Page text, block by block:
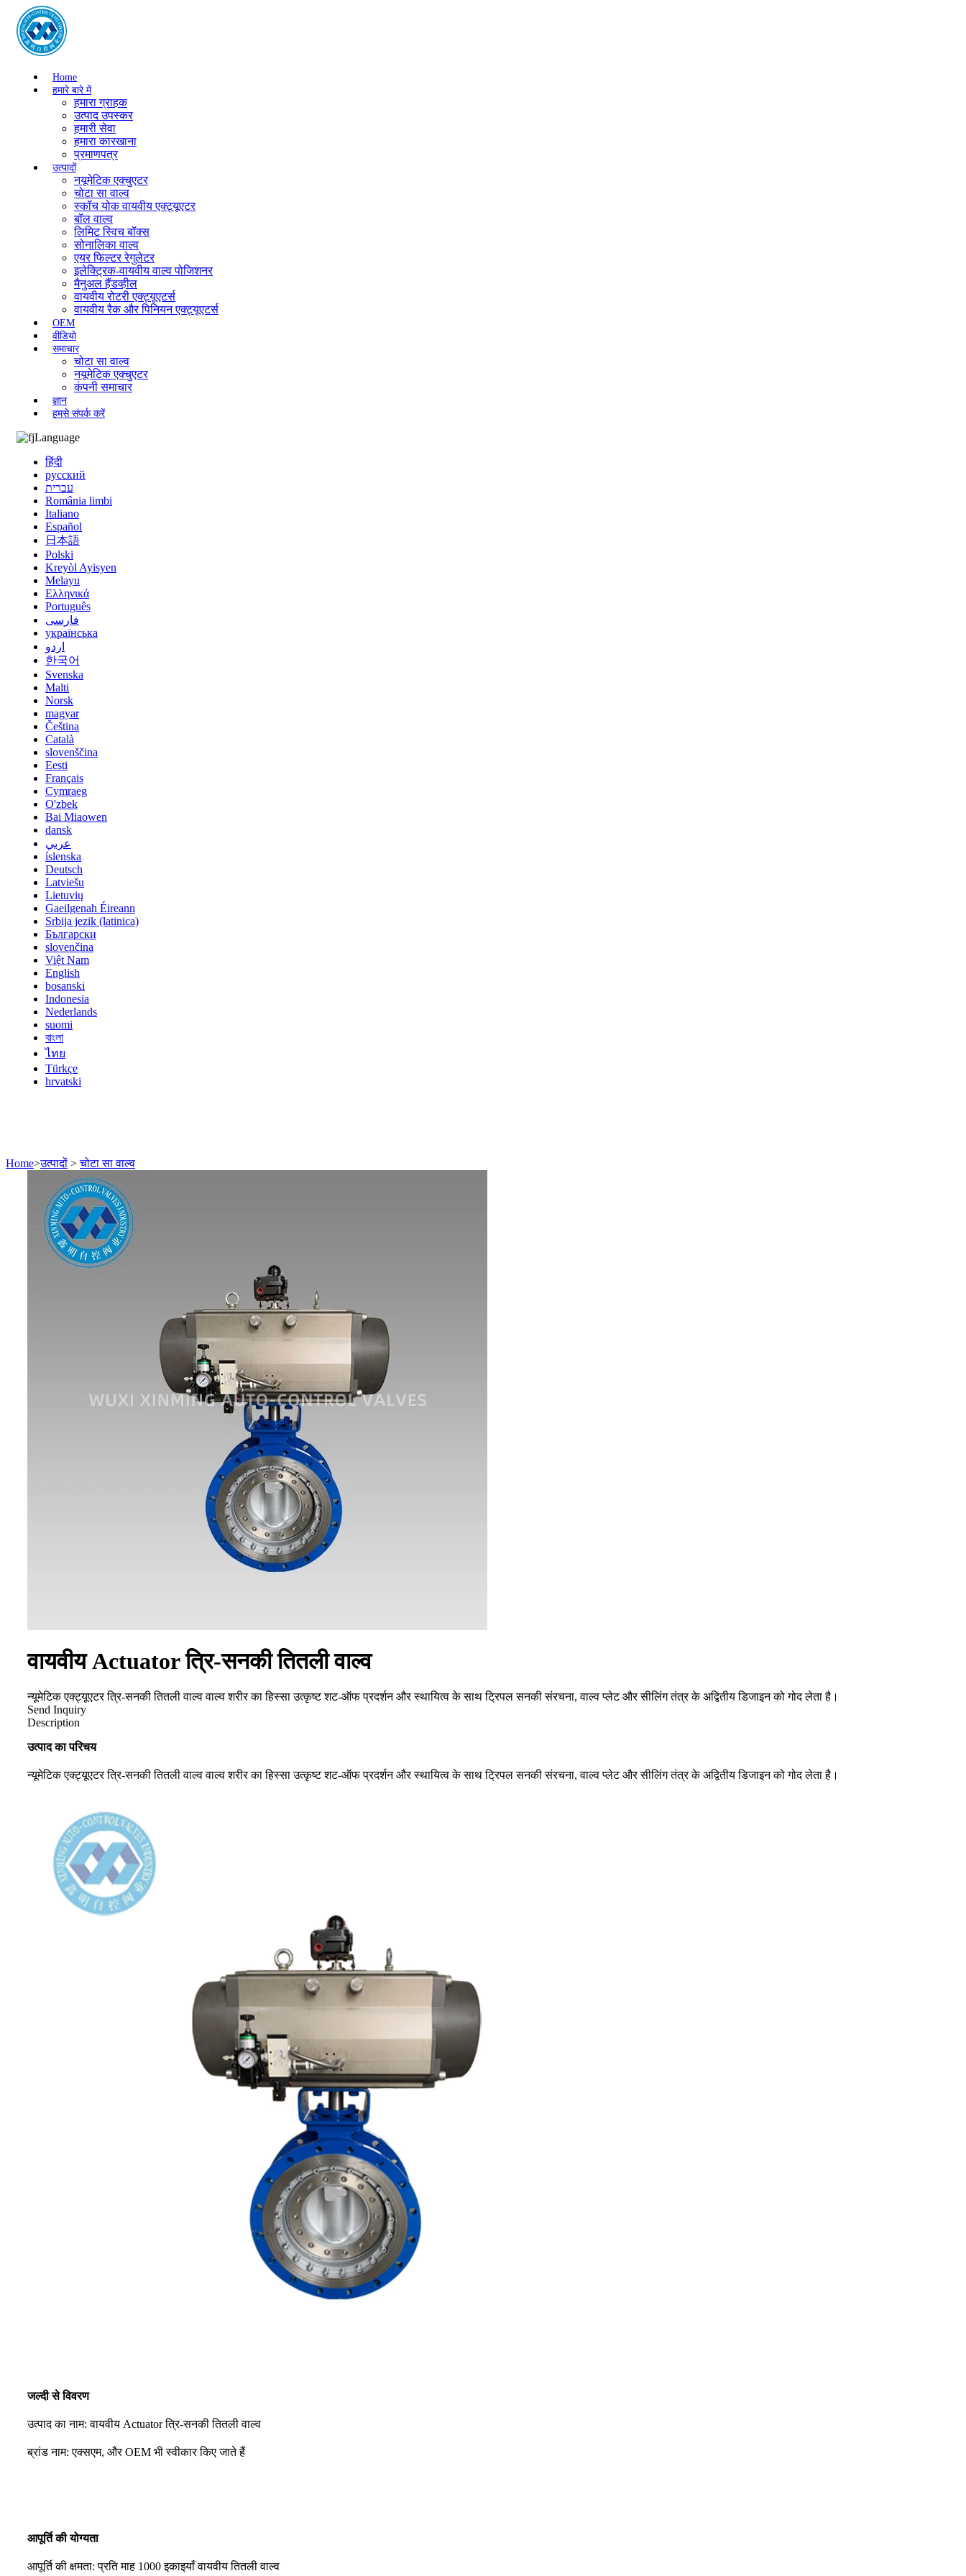
Home
हमारे बारे में
हमारा ग्राहक
उत्पाद उपस्कर
हमारी सेवा
हमारा कारखाना
प्रमाणपत्र
उत्पादों
नयूमेटिक एक्चुएटर
चोटा सा वाल्व
स्कॉच योक वायवीय एक्ट्यूएटर
बॉल वाल्व
लिमिट स्विच बॉक्स
सोनालिका वाल्व
एयर फिल्टर रेगुलेटर
इलेक्ट्रिक-वायवीय वाल्व पोजिशनर
मैनुअल हैंडव्हील
वायवीय रोटरी एक्ट्यूएटर्स
वायवीय रैक और पिनियन एक्ट्यूएटर्स
OEM
वीडियो
समाचार
चोटा सा वाल्व
नयूमेटिक एक्चुएटर
कंपनी समाचार
ज्ञान
हमसे संपर्क करें
Language
हिंदी
русский
עברית
România limbi
Italiano
Español
日本語
Polski
Kreyòl Ayisyen
Melayu
Ελληνικά
Português
فارسی
українська
اردو
한국어
Svenska
Malti
Norsk
magyar
Čeština
Català
slovenščina
Eesti
Français
Cymraeg
O'zbek
Bai Miaowen
dansk
عربي
íslenska
Deutsch
Latviešu
Lietuvių
Gaeilgenah Éireann
Srbija jezik (latinica)
Български
slovenčina
Việt Nam
English
bosanski
Indonesia
Nederlands
suomi
বাংলা
ไทย
Türkçe
hrvatski
Home>उत्पादों > चोटा सा वाल्व
वायवीय Actuator त्रि-सनकी तितली वाल्व
न्यूमेटिक एक्ट्यूएटर त्रि-सनकी तितली वाल्व वाल्व शरीर का हिस्सा उत्कृष्ट शट-ऑफ प्रदर्शन और स्थायित्व के साथ ट्रिपल सनकी संरचना, वाल्व प्लेट और सीलिंग तंत्र के अद्वितीय डिजाइन को गोद लेता है।
Send Inquiry
Description
उत्पाद का परिचय
न्यूमेटिक एक्ट्यूएटर त्रि-सनकी तितली वाल्व वाल्व शरीर का हिस्सा उत्कृष्ट शट-ऑफ प्रदर्शन और स्थायित्व के साथ ट्रिपल सनकी संरचना, वाल्व प्लेट और सीलिंग तंत्र के अद्वितीय डिजाइन को गोद लेता है।
जल्दी से विवरण
उत्पाद का नाम: वायवीय Actuator त्रि-सनकी तितली वाल्व
ब्रांड नाम: एक्सएम, और OEM भी स्वीकार किए जाते हैं
आपूर्ति की योग्यता
आपूर्ति की क्षमता: प्रति माह 1000 इकाइयाँ वायवीय तितली वाल्व